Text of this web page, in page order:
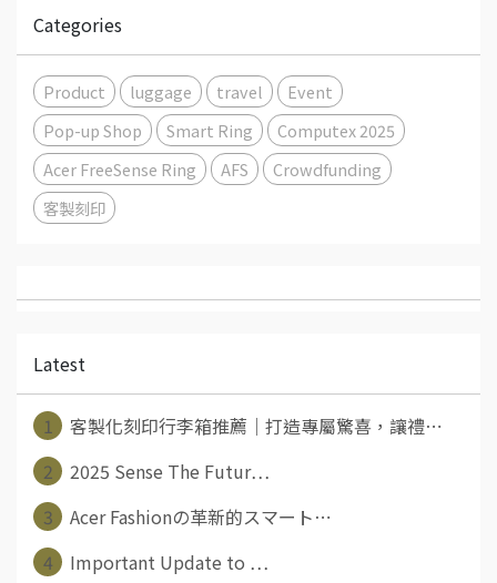
Categories
Product luggage travel
Event
Pop-up Shop
Smart Ring
Computex 2025
Acer FreeSense Ring
AFS
Crowdfunding
客製刻印
Latest
1
客製化刻印行李箱推薦｜打造專屬驚喜，讓禮⋯
2
2025 Sense The Futur⋯
3
Acer Fashionの革新的スマート⋯
4
Important Update to ⋯